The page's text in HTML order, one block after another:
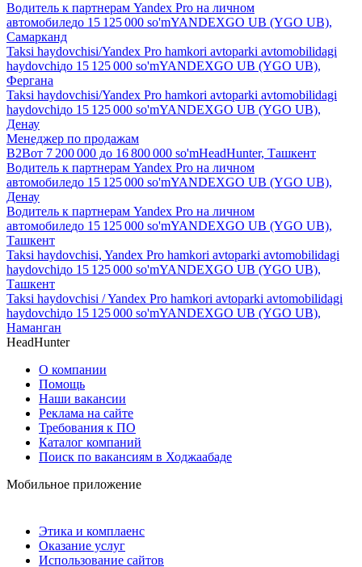
Водитель к партнерам Yandex Pro на личном
автомобиледо 15 125 000 so'mYANDEXGO UB (YGO UB),
Самарканд
Taksi haydovchisi/Yandex Pro hamkori avtoparki avtomobilidagi
haydovchiдо 15 125 000 so'mYANDEXGO UB (YGO UB),
Фергана
Taksi haydovchisi/Yandex Pro hamkori avtoparki avtomobilidagi
haydovchiдо 15 125 000 so'mYANDEXGO UB (YGO UB),
Денау
Менеджер по продажам
B2Bот 7 200 000 до 16 800 000 so'mHeadHunter, Ташкент
Водитель к партнерам Yandex Pro на личном
автомобиледо 15 125 000 so'mYANDEXGO UB (YGO UB),
Денау
Водитель к партнерам Yandex Pro на личном
автомобиледо 15 125 000 so'mYANDEXGO UB (YGO UB),
Ташкент
Taksi haydovchisi, Yandex Pro hamkori avtoparki avtomobilidagi
haydovchiдо 15 125 000 so'mYANDEXGO UB (YGO UB),
Ташкент
Taksi haydovchisi / Yandex Pro hamkori avtoparki avtomobilidagi
haydovchiдо 15 125 000 so'mYANDEXGO UB (YGO UB),
Наманган
HeadHunter
О компании
Помощь
Наши вакансии
Реклама на сайте
Требования к ПО
Каталог компаний
Поиск по вакансиям в Ходжаабаде
Мобильное приложение
Этика и комплаенс
Оказание услуг
Использование сайтов